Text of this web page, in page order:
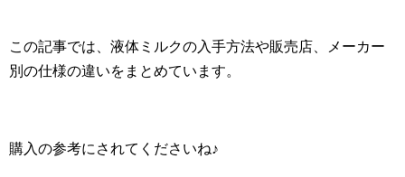
この記事では、液体ミルクの入手方法や販売店、メーカー
別の仕様の違いをまとめています。
購入の参考にされてくださいね♪